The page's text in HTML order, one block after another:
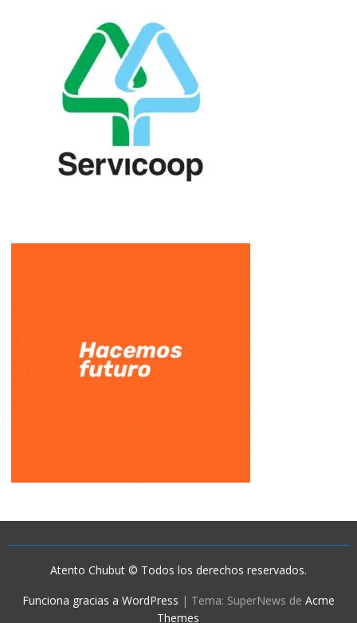
Atento Chubut © Todos los derechos reservados.
Funciona gracias a WordPress | Tema: SuperNews de Acme
Themes